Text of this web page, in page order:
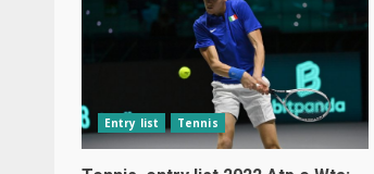
Entry list Tennis